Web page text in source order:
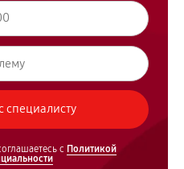
с Политикой